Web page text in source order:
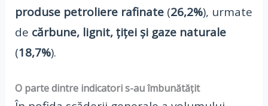
produse petroliere rafinate(26,2%), urmate
de cărbune, lignit, țiței și gaze naturale
(18,7%).
O parte dintre indicatori s-au îmbunătățit